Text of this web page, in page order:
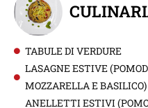
TABULE DI VERDURE
LASAGNE ESTIVE
MOZZARELLA E BASILICO)
ANELLETTI ESTIVI